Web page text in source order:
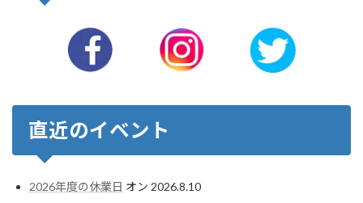
直近のイベント
2026年度の休業日 オン 2026.8.10